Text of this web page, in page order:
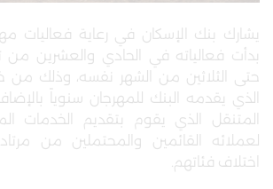
يشارك بنك الإسكان في رعاية فعاليات
بدأت فعالياته في الحادي والعشرين من
حتى الثلاثين من الشهر نفسه، وذلك من
الذي يقدمه البنك للمهرجان سنوياً
المتنقل الذي يقوم بتقديم الخدمات
لعملائه القائمين والمحتملين من
اختلاف فئاتهم.